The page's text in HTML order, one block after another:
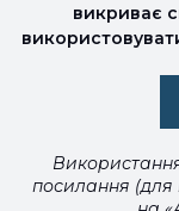
викриває
посилання (для